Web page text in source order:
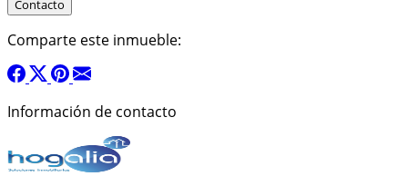
Comparte este inmueble:
Información de contacto